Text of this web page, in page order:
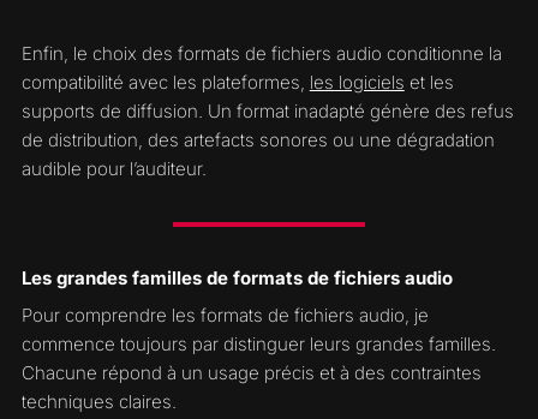
Enfin, le choix des formats de fichiers audio conditionne la
compatibilité avec les plateformes, les logiciels et les
supports de diffusion. Un format inadapté génère des refus
de distribution, des artefacts sonores ou une dégradation
audible pour l’auditeur.
Les grandes familles de formats de fichiers audio
Pour comprendre les formats de fichiers audio, je
commence toujours par distinguer leurs grandes familles.
Chacune répond à un usage précis et à des contraintes
techniques claires.